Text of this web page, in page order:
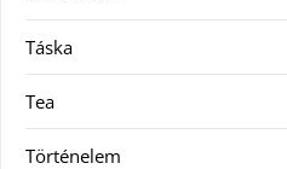
Táska
Tea
Történelem